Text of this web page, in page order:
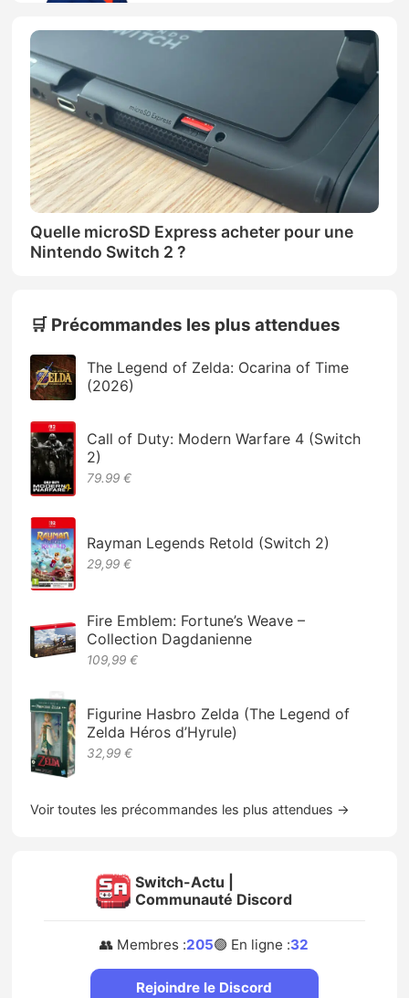
Quelle microSD Express acheter pour une
Nintendo Switch 2 ?
🛒 Précommandes les plus attendues
The Legend of Zelda: Ocarina of Time
(2026)
Call of Duty: Modern Warfare 4 (Switch
2)
79.99 €
Rayman Legends Retold (Switch 2)
29,99 €
Fire Emblem: Fortune’s Weave –
Collection Dagdanienne
109,99 €
Figurine Hasbro Zelda (The Legend of
Zelda Héros d’Hyrule)
32,99 €
Voir toutes les précommandes les plus attendues →
Switch-Actu |
Communauté Discord
👥 Membres :205🟢 En ligne :32
Rejoindre le Discord